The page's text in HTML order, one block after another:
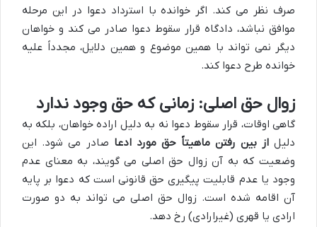
صرف نظر می کند. اگر خوانده با استرداد دعوا در این مرحله
موافق نباشد، دادگاه قرار سقوط دعوا صادر می کند و خواهان
دیگر نمی تواند با همین موضوع و همین دلایل، مجدداً علیه
خوانده طرح دعوا کند.
زوال حق اصلی: زمانی که حق وجود ندارد
گاهی اوقات، قرار سقوط دعوا نه به دلیل اراده خواهان، بلکه به
دلیلاز بین رفتن ماهیتاً حق مورد ادعا صادر می شود. این
وضعیت که به آن زوال حق اصلی می گویند، به معنای عدم
وجود یا عدم قابلیت پیگیری حق قانونی است که دعوا بر پایه
آن اقامه شده است. زوال حق اصلی می تواند به دو صورت
ارادی یا قهری (غیرارادی) رخ دهد.